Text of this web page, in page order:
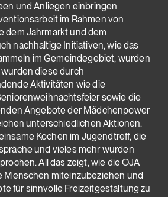
und Anliegen einbringen
im Rahmen von
dem Jahrmarkt und dem
nachhaltige Initiativen, wie das
im Gemeindegebiet, wurden
diese durch
Aktivitäten wie die
sowie die
Angebote der Mädchenpower
unterschiedlichen Aktionen.
Kochen im Jugendtreff, die
und vieles mehr wurden
All das zeigt, wie die OJA
Menschen miteinzubeziehen und
für sinnvolle Freizeitgestaltung zu